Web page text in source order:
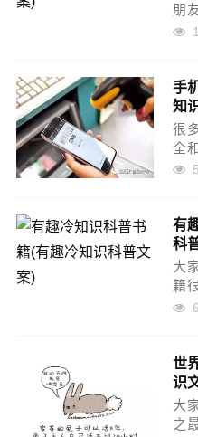
朋
服
绍
问
手
知
很
全
就
关
手
有
科
大
籍
没
家
可
世
识
大
之